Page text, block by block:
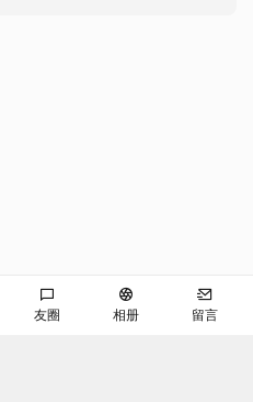
友圈 相册 留言